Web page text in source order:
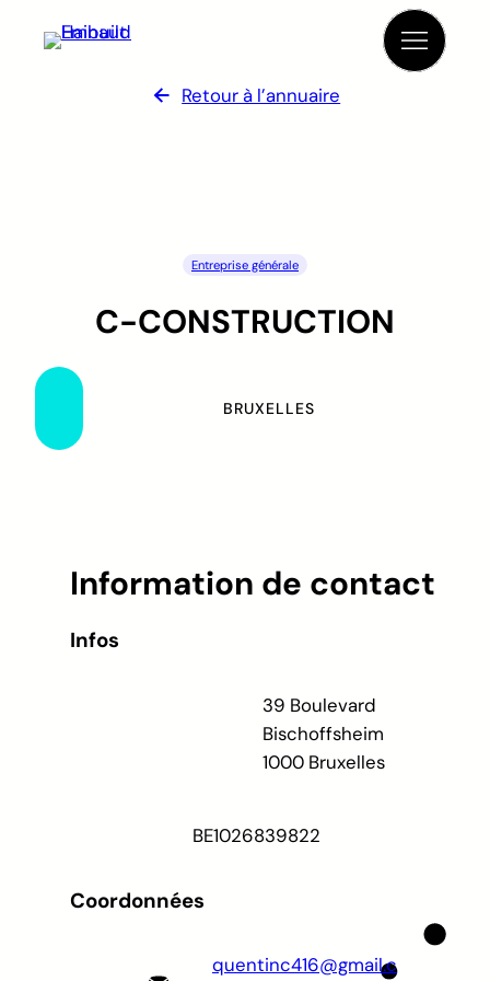
Retour à l’annuaire
Entreprise générale
C-CONSTRUCTION
BRUXELLES
Information de contact
Infos
39 Boulevard
Bischoffsheim
1000 Bruxelles
BE1026839822
Coordonnées
quentinc416@gmail.c